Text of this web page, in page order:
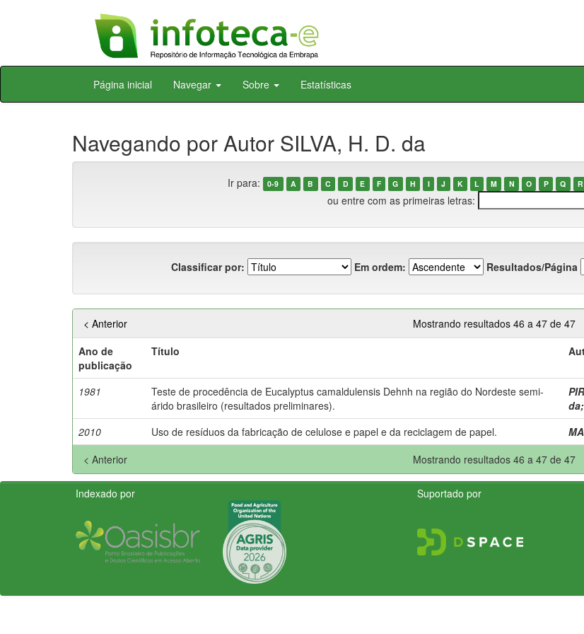
Skip
Página inicial Navegar Sobre Estatísticas
Navegando por Autor SILVA, H. D. da
Ir para: 0-9 A B C D E F G H I J K L M N O P Q R
ou entre com as primeiras letras:
Classificar por: Em ordem: Resultados/Página
Mostrando resultados 46 a 47 de 47
< Anterior
Ano de
publicação
Título
1981
Teste de procedência de Eucalyptus camaldulensis Dehnh na região do Nordeste semi-
árido brasileiro (resultados preliminares).
da;
2010
Uso de resíduos da fabricação de celulose e papel e da reciclagem de papel.
Mostrando resultados 46 a 47 de 47
< Anterior
Indexado por Suportado por